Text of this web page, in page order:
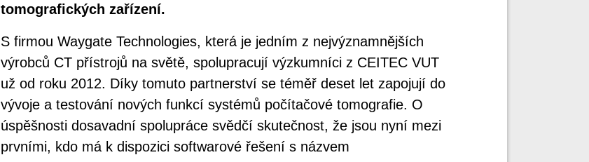
tomografických zařízení.
S firmou Waygate Technologies, která je jedním z nejvýznamnějších
výrobců CT přístrojů na světě, spolupracují výzkumníci z CEITEC VUT
už od roku 2012. Díky tomuto partnerství se téměř deset let zapojují do
vývoje a testování nových funkcí systémů počítačové tomografie. O
úspěšnosti dosavadní spolupráce svědčí skutečnost, že jsou nyní mezi
prvními, kdo má k dispozici softwarové řešení s názvem